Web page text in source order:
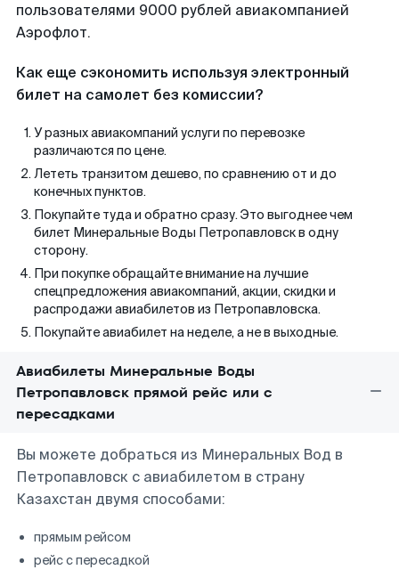
пользователями 9000 рублей авиакомпанией
Аэрофлот.
Как еще сэкономить используя электронный
билет на самолет без комиссии?
У разных авиакомпаний услуги по перевозке
различаются по цене.
Лететь транзитом дешево, по сравнению от и до
конечных пунктов.
Покупайте туда и обратно сразу. Это выгоднее чем
билет Минеральные Воды Петропавловск в одну
сторону.
При покупке обращайте внимание на лучшие
спецпредложения авиакомпаний, акции, скидки и
распродажи авиабилетов из Петропавловска.
Покупайте авиабилет на неделе, а не в выходные.
Авиабилеты Минеральные Воды
Петропавловск прямой рейс или с
пересадками
Вы можете добраться из Минеральных Вод в
Петропавловск с авиабилетом в страну
Казахстан двумя способами:
прямым рейсом
рейс с пересадкой